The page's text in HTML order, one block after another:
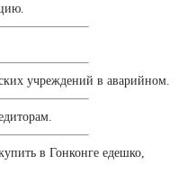
учреждений в аварийном.
в Гонконге едешко,